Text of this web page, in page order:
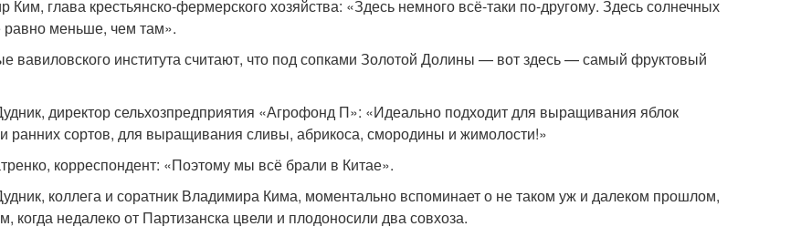
Ким, глава крестьянско-фермерского хозяйства: «Здесь немного всё-таки по-другому. Здесь солнечных
равно меньше, чем там».
вавиловского института считают, что под сопками Золотой Долины — вот здесь — самый фруктовый
директор сельхозпредприятия «Агрофонд П»: «Идеально подходит для выращивания яблок
ранних сортов, для выращивания сливы, абрикоса, смородины и жимолости!»
корреспондент: «Поэтому мы всё брали в Китае».
коллега и соратник Владимира Кима, моментально вспоминает о не таком уж и далеком прошлом,
когда недалеко от Партизанска цвели и плодоносили два совхоза.